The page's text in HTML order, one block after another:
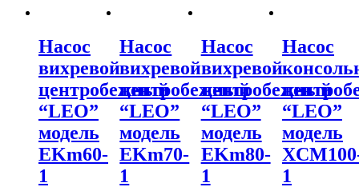
Насос
вихревой
центробежный
“LEO”
модель
EKm60-
1
Насос
вихревой
центробежный
“LEO”
модель
EKm70-
1
Насос
вихревой
центробежный
“LEO”
модель
EKm80-
1
Насос
“LEO”
модель
1